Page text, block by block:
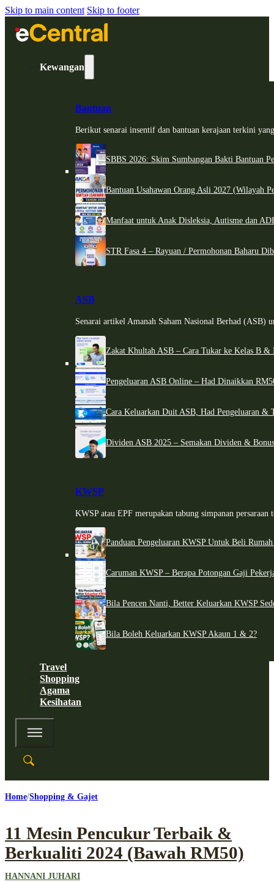
Skip to main content Skip to footer
Kewangan
Bantuan
Berikut senarai insentif dan bantuan kerajaan terkini
SBBS 2026: Skim Sumbangan Bakti Bantuan
Bantuan Usahawan Orang Asli 2027 (Wilayah
Manfaat untuk Anak Disleksia, Autisme dan
STR Fasa 4 – Rayuan / Permohonan Baharu
ASB
Senarai artikel Amanah Saham Nasional Berhad (ASB)
Zakat Khultah ASB – Cara Tukar ke Kelas B &
Pengeluaran ASB Online – Had Dinaikkan
Cara Keluarkan Duit ASB, Had Pengeluaran &
Dividen ASB 2025 – Semakan Dividen &
KWSP
KWSP atau EPF merupakan tabung simpanan persaraan
Panduan Pengeluaran KWSP Untuk Beli
Caruman KWSP – Berapa Potongan Gaji
Bila Pencen Nanti, Better Keluarkan KWSP
Bila Boleh Keluarkan KWSP Akaun 1 & 2?
Travel
Shopping
Agama
Kesihatan
Home Shopping & Gajet
11 Mesin Pencukur Terbaik &
Berkualiti 2024 (Bawah RM50)
HANNANI JUHARI